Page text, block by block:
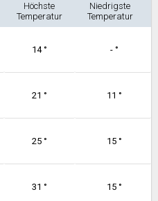
Höchste
Temperatur
Niedrigste
Temperatur
14 ° - °
21 ° 11 °
25 ° 15 °
31 ° 15 °